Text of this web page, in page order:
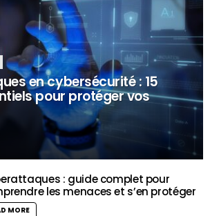
en cybersécurité : 15
pour protéger vos
: guide complet pour
les menaces et s’en protéger
MORE